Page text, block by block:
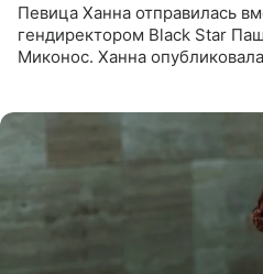
Певица Ханна отправилась
гендиректором Black Star
Миконос. Ханна